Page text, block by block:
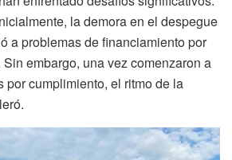
la demora en el despegue
a problemas de financiamiento por
embargo, una vez comenzaron a
por cumplimiento, el ritmo de la